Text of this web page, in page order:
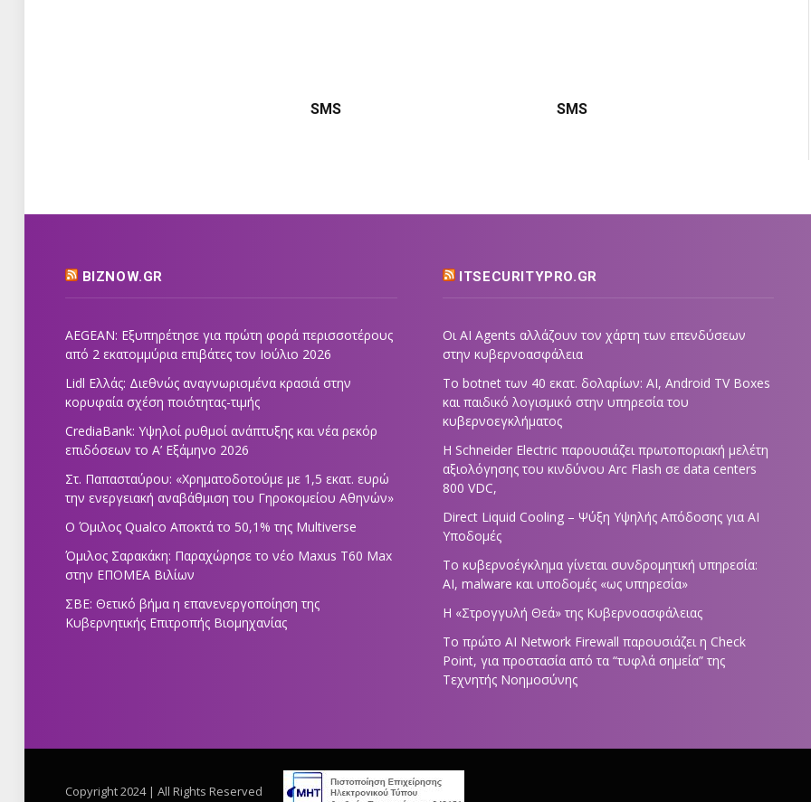
SMS SMS
BIZNOW.GR
AEGEAN: Εξυπηρέτησε για πρώτη φορά περισσοτέρους
από 2 εκατομμύρια επιβάτες τον Ιούλιο 2026
Lidl Ελλάς: Διεθνώς αναγνωρισμένα κρασιά στην
κορυφαία σχέση ποιότητας-τιμής
CrediaBank: Υψηλοί ρυθμοί ανάπτυξης και νέα ρεκόρ
επιδόσεων το Α’ Εξάμηνο 2026
Στ. Παπασταύρου: «Χρηματοδοτούμε με 1,5 εκατ. ευρώ
την ενεργειακή αναβάθμιση του Γηροκομείου Αθηνών»
Ο Όμιλος Qualco Αποκτά το 50,1% της Multiverse
Όμιλος Σαρακάκη: Παραχώρησε το νέο Maxus T60 Max
στην ΕΠΟΜΕΑ Βιλίων
ΣΒΕ: Θετικό βήμα η επανενεργοποίηση της
Κυβερνητικής Επιτροπής Βιομηχανίας
ITSECURITYPRO.GR
Οι AI Agents αλλάζουν τον χάρτη των επενδύσεων
στην κυβερνοασφάλεια
Το botnet των 40 εκατ. δολαρίων: AI, Android TV Boxes
και παιδικό λογισμικό στην υπηρεσία του
κυβερνοεγκλήματος
Η Schneider Electric παρουσιάζει πρωτοποριακή μελέτη
αξιολόγησης του κινδύνου Arc Flash σε data centers
800 VDC,
Direct Liquid Cooling – Ψύξη Υψηλής Απόδοσης για AI
Υποδομές
Το κυβερνοέγκλημα γίνεται συνδρομητική υπηρεσία:
AI, malware και υποδομές «ως υπηρεσία»
Η «Στρογγυλή Θεά» της Κυβερνοασφάλειας
Tο πρώτο AI Network Firewall παρουσιάζει η Check
Point, για προστασία από τα “τυφλά σημεία” της
Τεχνητής Νοημοσύνης
Copyright 2024 | All Rights Reserved